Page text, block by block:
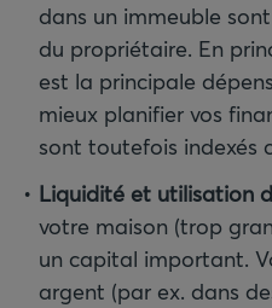
dans un immeuble
du propriétaire. En
est la principale
mieux planifier vos
sont toutefois indexés
Liquidité et utilisation
votre maison (trop
un capital important.
argent (par ex. dans